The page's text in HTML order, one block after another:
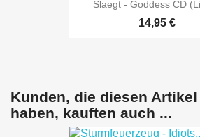
Slaegt - Goddess CD
14,95 €
Kunden, die diesen
haben, kauften auch ...